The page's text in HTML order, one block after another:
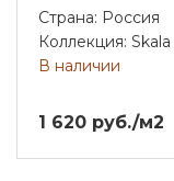
Страна: Россия
Коллекция: Skala
В наличии
1 620 руб./м2